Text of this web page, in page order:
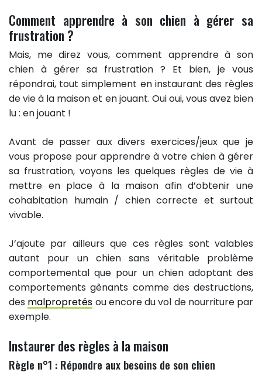
Comment apprendre à son chien à gérer sa
frustration ?
Mais, me direz vous, comment apprendre à son
chien à gérer sa frustration ? Et bien, je vous
répondrai, tout simplement en instaurant des règles
de vie à la maison et en jouant. Oui oui, vous avez bien
lu : en jouant !
Avant de passer aux divers exercices/jeux que je
vous propose pour apprendre à votre chien à gérer
sa frustration, voyons les quelques règles de vie à
mettre en place à la maison afin d’obtenir une
cohabitation humain / chien correcte et surtout
vivable.
J’ajoute par ailleurs que ces règles sont valables
autant pour un chien sans véritable problème
comportemental que pour un chien adoptant des
comportements gênants comme des destructions,
des malpropretés ou encore du vol de nourriture par
exemple.
Instaurer des règles à la maison
Règle n°1 : Répondre aux besoins de son chien